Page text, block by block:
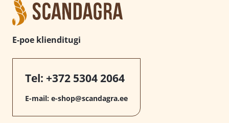
E-poe klienditugi
Tel: +372 5304 2064
E-mail: e-shop@scandagra.ee